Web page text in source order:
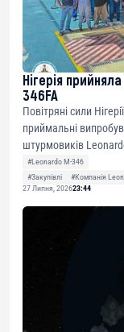
Нігерія
346FA
Повітряні сили
приймальні
штурмовиків
#Leonardo M-346
#Закупівлі
#Компанія
27 Липня, 202623:44